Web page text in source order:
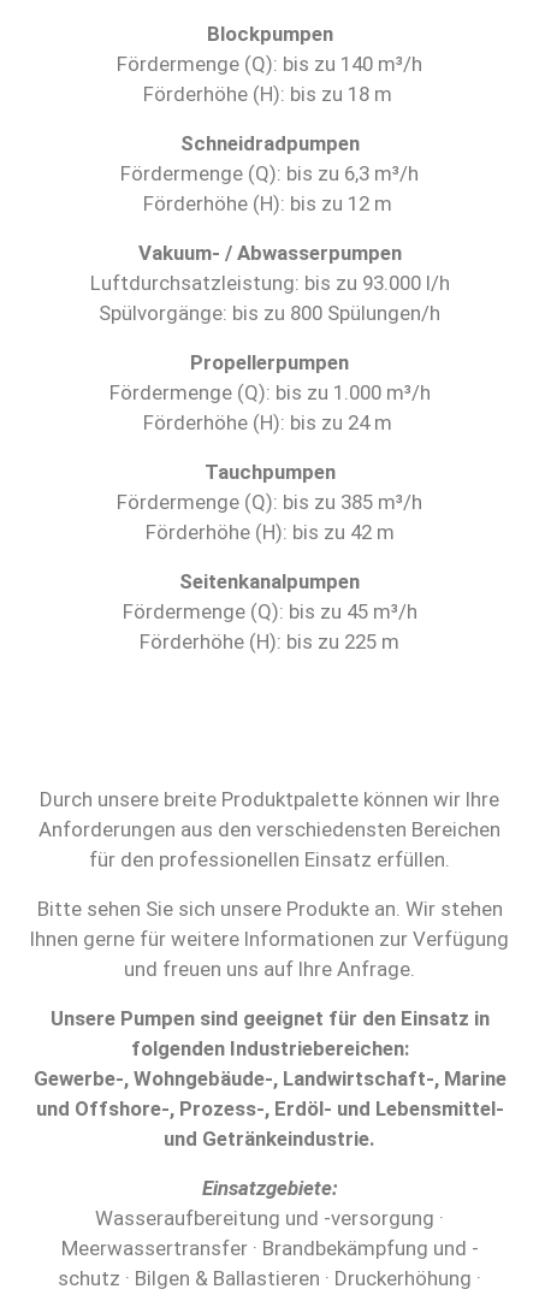
Blockpumpen
Fördermenge (Q): bis zu 140 m³/h
Förderhöhe (H): bis zu 18 m
Schneidradpumpen
Fördermenge (Q): bis zu 6,3 m³/h
Förderhöhe (H): bis zu 12 m
Vakuum- / Abwasserpumpen
Luftdurchsatzleistung: bis zu 93.000 l/h
Spülvorgänge: bis zu 800 Spülungen/h
Propellerpumpen
Fördermenge (Q): bis zu 1.000 m³/h
Förderhöhe (H): bis zu 24 m
Tauchpumpen
Fördermenge (Q): bis zu 385 m³/h
Förderhöhe (H): bis zu 42 m
Seitenkanalpumpen
Fördermenge (Q): bis zu 45 m³/h
Förderhöhe (H): bis zu 225 m
Durch unsere breite Produktpalette können wir Ihre
Anforderungen aus den verschiedensten Bereichen
für den professionellen Einsatz erfüllen.
Bitte sehen Sie sich unsere Produkte an. Wir stehen
Ihnen gerne für weitere Informationen zur Verfügung
und freuen uns auf Ihre Anfrage.
Unsere Pumpen sind geeignet für den Einsatz in
folgenden Industriebereichen:
Gewerbe-, Wohngebäude-, Landwirtschaft-, Marine
und Offshore-, Prozess-, Erdöl- und Lebensmittel-
und Getränkeindustrie.
Einsatzgebiete:
Wasseraufbereitung und -versorgung ·
Meerwassertransfer · Brandbekämpfung und -
schutz · Bilgen & Ballastieren · Druckerhöhung ·